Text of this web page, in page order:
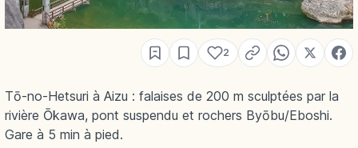
2
Tō-no-Hetsuri à Aizu : falaises de 200 m sculptées par la
rivière Ōkawa, pont suspendu et rochers Byōbu/Eboshi.
Gare à 5 min à pied.